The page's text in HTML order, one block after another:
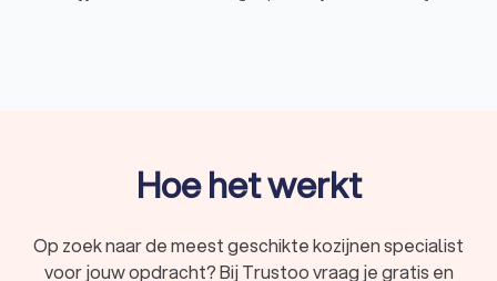
Wat doet een kozijnenbedrijf in Middelburg
Een kozijnenspecialist in Middelburg helpt je met
verschillende werkzaamheden. Hij of zij plaatst nieuwe
Hoe het werkt
Op zoek naar de meest geschikte kozijnen specialist
voor jouw opdracht? Bij Trustoo vraag je gratis en